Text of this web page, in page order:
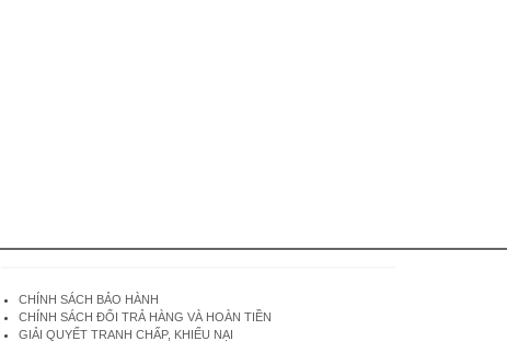
CHÍNH SÁCH BẢO HÀNH
CHÍNH SÁCH ĐỔI TRẢ HÀNG VÀ HOÀN TIỀN
GIẢI QUYẾT TRANH CHẤP, KHIẾU NẠI